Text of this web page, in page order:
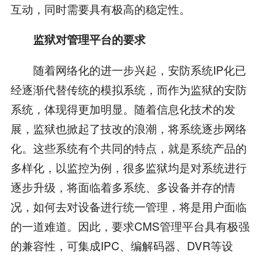
互动，同时需要具有极高的稳定性。
监狱对管理平台的要求
随着网络化的进一步兴起，安防系统IP化已
经逐渐代替传统的模拟系统，而作为监狱的安防
系统，体现得更加明显。随着信息化技术的发
展，监狱也掀起了技改的浪潮，将系统逐步网络
化。这些系统有个共同的特点，就是系统产品的
多样化，以监控为例，很多监狱均是对系统进行
逐步升级，将面临着多系统、多设备并存的情
况，如何去对设备进行统一管理，将是用户面临
的一道难道。因此，要求CMS管理平台具有极强
的兼容性，可集成IPC、编解码器、DVR等设